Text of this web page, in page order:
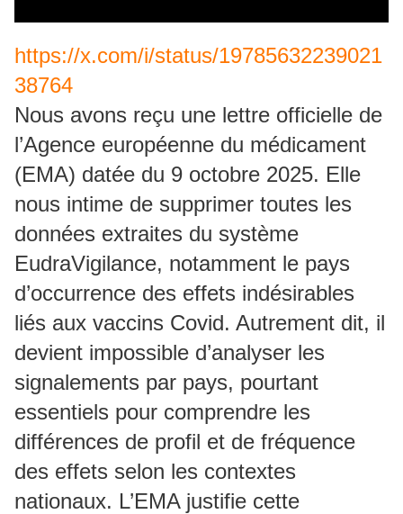
https://x.com/i/status/19785632239021
38764
Nous avons reçu une lettre officielle de
l’Agence européenne du médicament
(EMA) datée du 9 octobre 2025. Elle
nous intime de supprimer toutes les
données extraites du système
EudraVigilance, notamment le pays
d’occurrence des effets indésirables
liés aux vaccins Covid. Autrement dit, il
devient impossible d’analyser les
signalements par pays, pourtant
essentiels pour comprendre les
différences de profil et de fréquence
des effets selon les contextes
nationaux. L’EMA justifie cette